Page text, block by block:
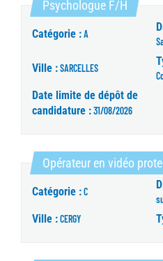
Psychologue F/H
Catégorie :A
Ville :SARCELLES
Date limite de dépôt de
candidature :31/08/2026
Opérateur en vidéo
Catégorie :C
Ville :CERGY